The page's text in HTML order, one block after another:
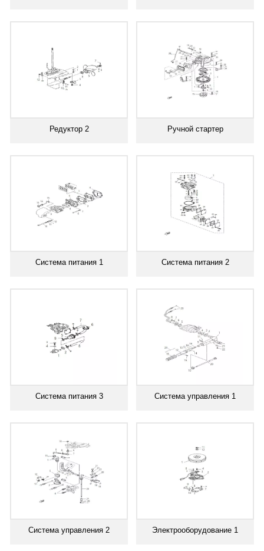
Редуктор 2 Ручной стартер
Система питания 1 Система питания 2
Система питания 3 Система управления 1
Система управления 2 Электрооборудование 1